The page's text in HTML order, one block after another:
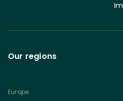
Our regions
Europe